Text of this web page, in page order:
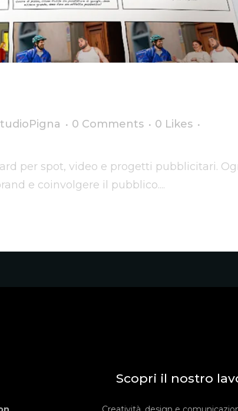
0 Comments 0 Likes
per spot, video e progetti pubblicitari.
e coinvolgere il pubblico....
Scopri il nostro